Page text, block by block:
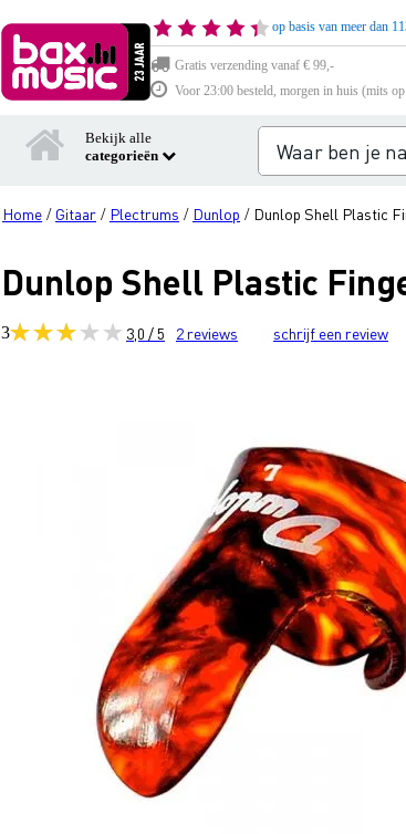
op basis van meer dan
Gratis verzending vanaf € 99,-
Voor 23:00 besteld, morgen in huis (mits
Bekijk alle
categorieën
Home / Gitaar / Plectrums / Dunlop / Dunlop Shell Plastic
Dunlop Shell Plastic
3 3,0 / 5 2reviews schrijf een review